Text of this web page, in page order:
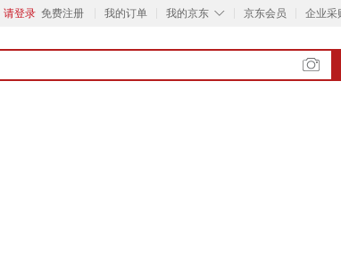
请登录 免费注册 我的订单 ◇
我的京东 京东会员 企业采